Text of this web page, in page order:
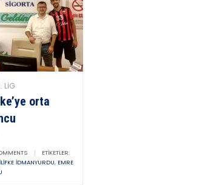
LIG
orta
|
ETIKETLER:
İDMANYURDU, EMRE